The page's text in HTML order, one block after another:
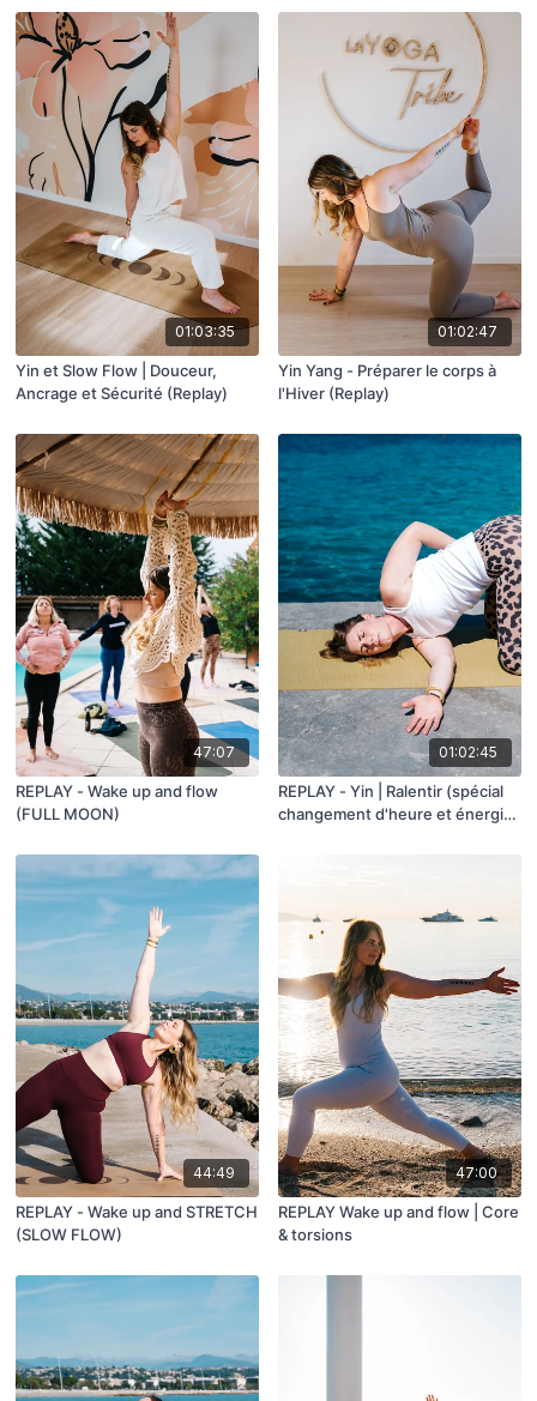
01:03:35
Yin et Slow Flow | Douceur,
Ancrage et Sécurité (Replay)
01:02:47
Yin Yang - Préparer le corps à
l'Hiver (Replay)
47:07
REPLAY - Wake up and flow
(FULL MOON)
01:02:45
REPLAY - Yin | Ralentir (spécial
changement d'heure et énergie
44:49
REPLAY - Wake up and STRETCH
(SLOW FLOW)
47:00
REPLAY Wake up and flow | Core
& torsions